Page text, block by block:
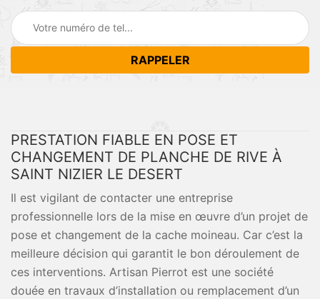
PRESTATION FIABLE EN POSE ET
CHANGEMENT DE PLANCHE DE RIVE À
SAINT NIZIER LE DESERT
Il est vigilant de contacter une entreprise
professionnelle lors de la mise en œuvre d’un projet de
pose et changement de la cache moineau. Car c’est la
meilleure décision qui garantit le bon déroulement de
ces interventions. Artisan Pierrot est une société
douée en travaux d’installation ou remplacement d’un